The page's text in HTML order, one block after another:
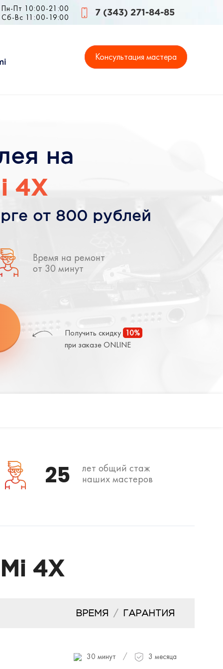
Пн-Пт 10:00-21:00
Сб-Вс 11:00-19:00
7 (343) 271-84-85
Консультация мастера
на
4X
от 800 рублей
Время на ремонт
от 30 минут
Получить скидку 10%
при заказе ONLINE
25
лет общий стаж
наших мастеров
4X
ВРЕМЯ / ГАРАНТИЯ
30 минут / 3 месяца